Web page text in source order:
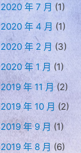
2020 年 7 月 (1)
2020 年 4 月 (1)
2020 年 2 月 (3)
2020 年 1 月 (1)
2019 年 11 月(2)
2019 年 10 月 (2)
2019 年 9 月 (1)
2019 年 8 月 (6)